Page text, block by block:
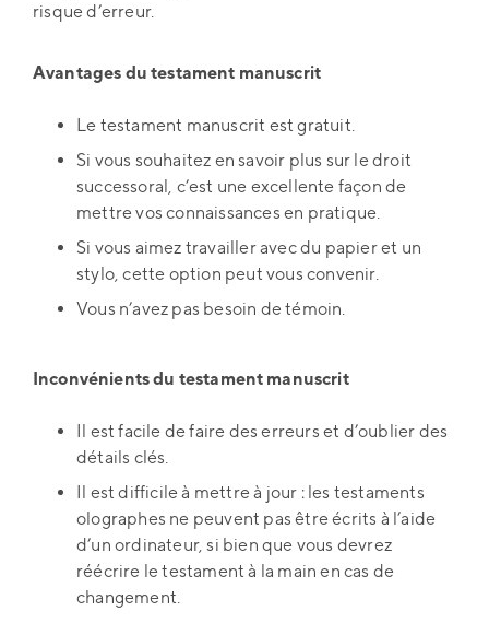
risque d’erreur.
Avantages du testament manuscrit
Le testament manuscrit est gratuit.
Si vous souhaitez en savoir plus sur le droit
successoral, c’est une excellente façon de
mettre vos connaissances en pratique.
Si vous aimez travailler avec du papier et un
stylo, cette option peut vous convenir.
Vous n’avez pas besoin de témoin.
Inconvénients du testament manuscrit
Il est facile de faire des erreurs et d’oublier des
détails clés.
Il est difficile à mettre à jour : les testaments
olographes ne peuvent pas être écrits à l’aide
d’un ordinateur, si bien que vous devrez
réécrire le testament à la main en cas de
changement.